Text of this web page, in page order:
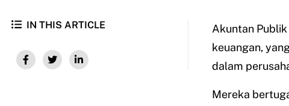
IN THIS ARTICLE
Akuntan
keuangan,
dalam
Mereka